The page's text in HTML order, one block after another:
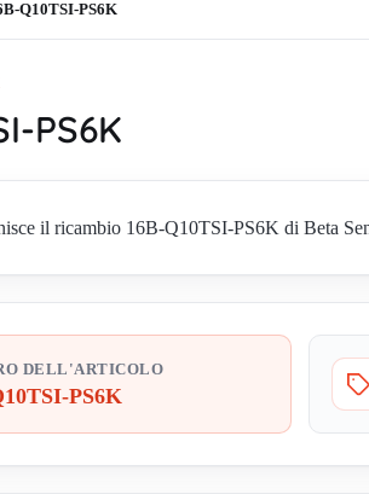
Q10TSI-PS6K
PS6K
il ricambio 16B-Q10TSI-PS6K di Beta
DELL'ARTICOLO
PS6K